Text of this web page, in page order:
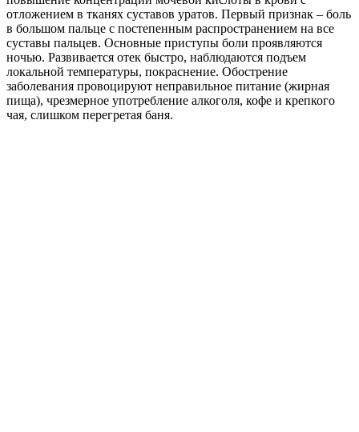
отложением в тканях суставов уратов. Первый признак – боль
в большом пальце с постепенным распространением на все
суставы пальцев. Основные приступы боли проявляются
ночью. Развивается отек быстро, наблюдаются подъем
локальной температуры, покраснение. Обострение
заболевания провоцируют неправильное питание (жирная
пища), чрезмерное употребление алкоголя, кофе и крепкого
чая, слишком перегретая баня.